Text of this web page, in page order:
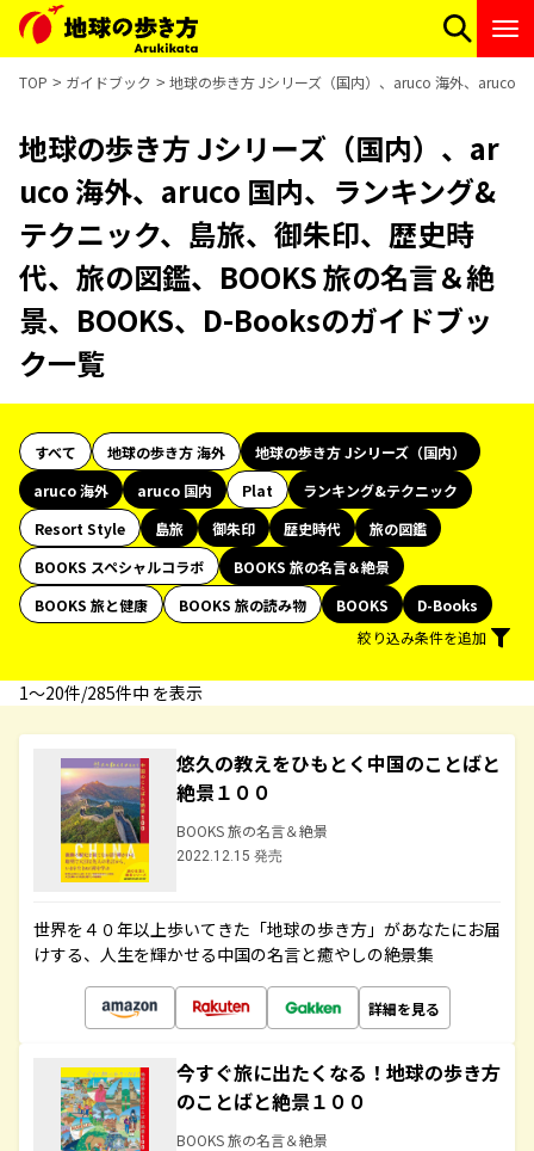
TOP ガイドブック 地球の歩き方 Jシリーズ（国内）、aruco 海外、aruco
地球の歩き方 Jシリーズ（国内）、ar
uco 海外、aruco 国内、ランキング&
テクニック、島旅、御朱印、歴史時
代、旅の図鑑、BOOKS 旅の名言＆絶
景、BOOKS、D-Booksのガイドブッ
ク一覧
すべて 地球の歩き方 海外
地球の歩き方 Jシリーズ（国内）
aruco 海外
aruco 国内 Plat
ランキング&テクニック
Resort Style
島旅 御朱印 歴史時代
旅の図鑑
BOOKS スペシャルコラボ
BOOKS 旅の名言＆絶景
BOOKS 旅と健康
BOOKS 旅の読み物 BOOKS
D-Books
絞り込み条件を追加
1〜20件/285件中 を表示
悠久の教えをひもとく中国のことばと
絶景１００
BOOKS 旅の名言＆絶景
2022.12.15 発売
世界を４０年以上歩いてきた「地球の歩き方」があなたにお届
けする、人生を輝かせる中国の名言と癒やしの絶景集
詳細を見る
今すぐ旅に出たくなる！地球の歩き方
のことばと絶景１００
BOOKS 旅の名言＆絶景